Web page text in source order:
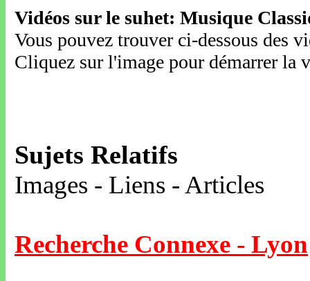
Vidéos sur le suhet: Musique
Vous pouvez trouver ci-dessous des
Cliquez sur l'image pour démarrer la
Sujets Relatifs
Images - Liens - Articles
Recherche Connexe - Lyon